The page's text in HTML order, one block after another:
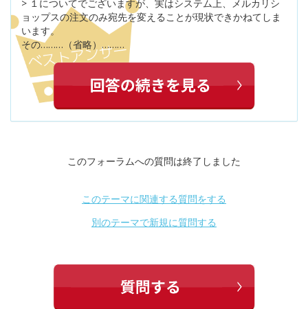
> １についてでございますが、実はシステム上、メルカリシ
ョップスの注文のみ宛先を変えることが現状できかねてしま
います。
その………（省略）………
このフォーラムへの質問は終了しました
このテーマに関連する質問をする
別のテーマで新規に質問する